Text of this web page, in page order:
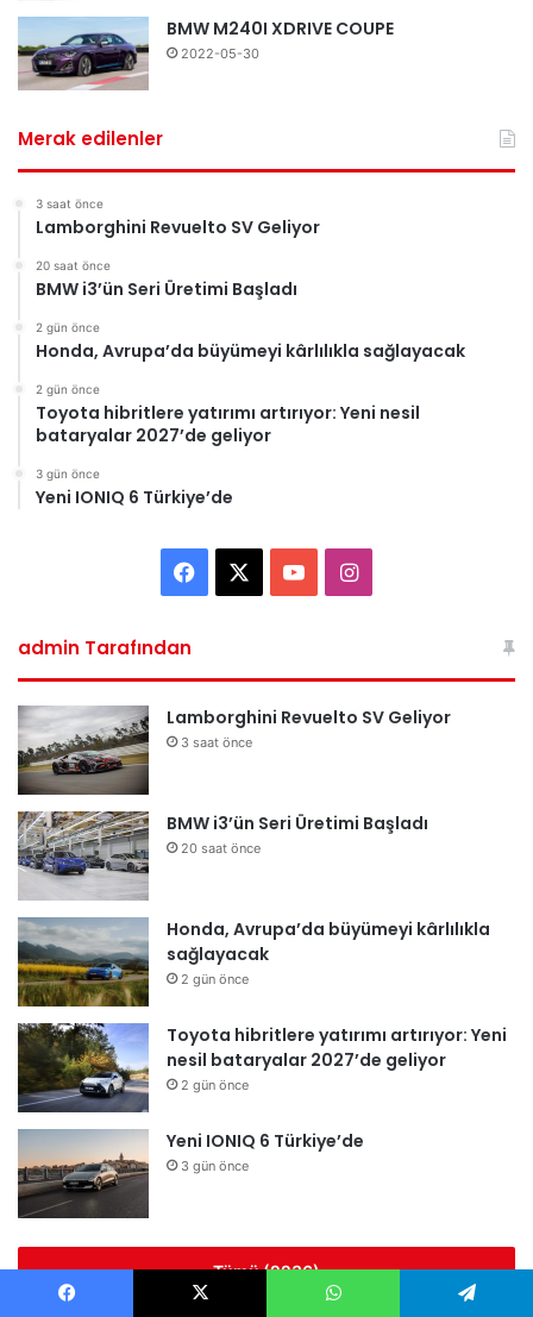
BMW M240I XDRIVE COUPE
2022-05-30
Merak edilenler
3 saat önce
Lamborghini Revuelto SV Geliyor
20 saat önce
BMW i3’ün Seri Üretimi Başladı
2 gün önce
Honda, Avrupa’da büyümeyi kârlılıkla sağlayacak
2 gün önce
Toyota hibritlere yatırımı artırıyor: Yeni nesil
bataryalar 2027’de geliyor
3 gün önce
Yeni IONIQ 6 Türkiye’de
Facebook YouTubeInstagram
admin Tarafından
Lamborghini Revuelto SV Geliyor
3 saat önce
BMW i3’ün Seri Üretimi Başladı
20 saat önce
Honda, Avrupa’da büyümeyi kârlılıkla
sağlayacak
2 gün önce
Toyota hibritlere yatırımı artırıyor: Yeni
nesil bataryalar 2027’de geliyor
2 gün önce
Yeni IONIQ 6 Türkiye’de
3 gün önce
Tümü (2236)